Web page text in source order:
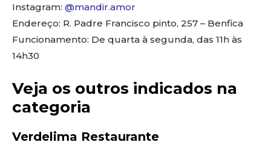
Instagram: @mandir.amor
Endereço: R. Padre Francisco pinto, 257 – Benfica
Funcionamento: De quarta à segunda, das 11h às
14h30
Veja os outros indicados na
categoria
Verdelima Restaurante